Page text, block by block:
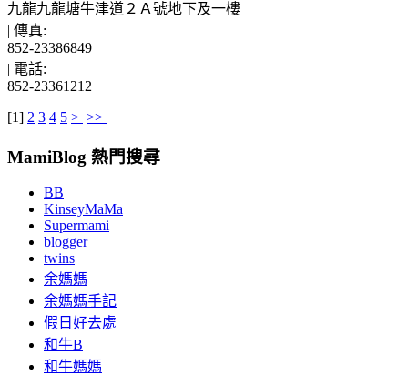
九龍九龍塘牛津道２Ａ號地下及一樓
| 傳真:
852-23386849
| 電話:
852-23361212
[1] 2 3 4 5 > >>
MamiBlog 熱門搜尋
BB
KinseyMaMa
Supermami
blogger
twins
余媽媽
余媽媽手記
假日好去處
和牛B
和牛媽媽